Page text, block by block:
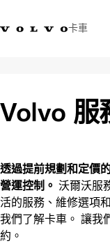
卡車
運輸解決方案
服務
新聞與媒體
關於我們
查找經銷商
聯絡我們
Volvo 服
透過提前規劃和定價
營運控制。 沃爾沃服
活的服務、維修選項
我們了解卡車。 讓我
約。